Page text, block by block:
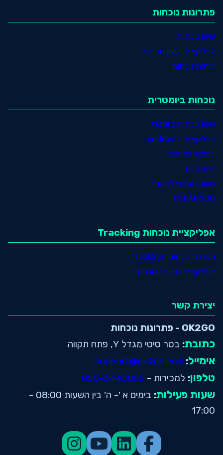
פתרונות נוכחות
שעון נוכחות
אפליקציית שעון נוכחות
דוחות נוכחות
נוכחות ביומטרית
שעון נוכחות ביומטרי
אפליקצייה בandroid
בחיבור למחשב
זיהוי פנים
שעון ביומטרי למשרד
CLEAN2GO
אפליקציית נוכחות Tracking
מערכת נוכחות Track2go
אפליקציית מדידת מרחק
יצירת קשר
OK2GO - פתרונות נוכחות
כתובת: בסר סיטי מגדל Y, פתח תקווה
אימייל:
support@ok2go.co.il
טלפון: למכירות - 050-3445052
שעות פעילות:
בימים א '- ה' בין השעות 08:00 -
17:00